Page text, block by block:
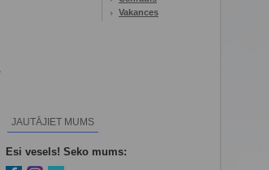
Vakances
JAUTĀJIET MUMS
Esi vesels! Seko mums: